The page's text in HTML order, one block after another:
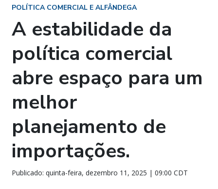
POLÍTICA COMERCIAL E ALFÂNDEGA
A estabilidade da
política comercial
abre espaço para um
melhor
planejamento de
importações.
Publicado: quinta-feira, dezembro 11, 2025 | 09:00 CDT